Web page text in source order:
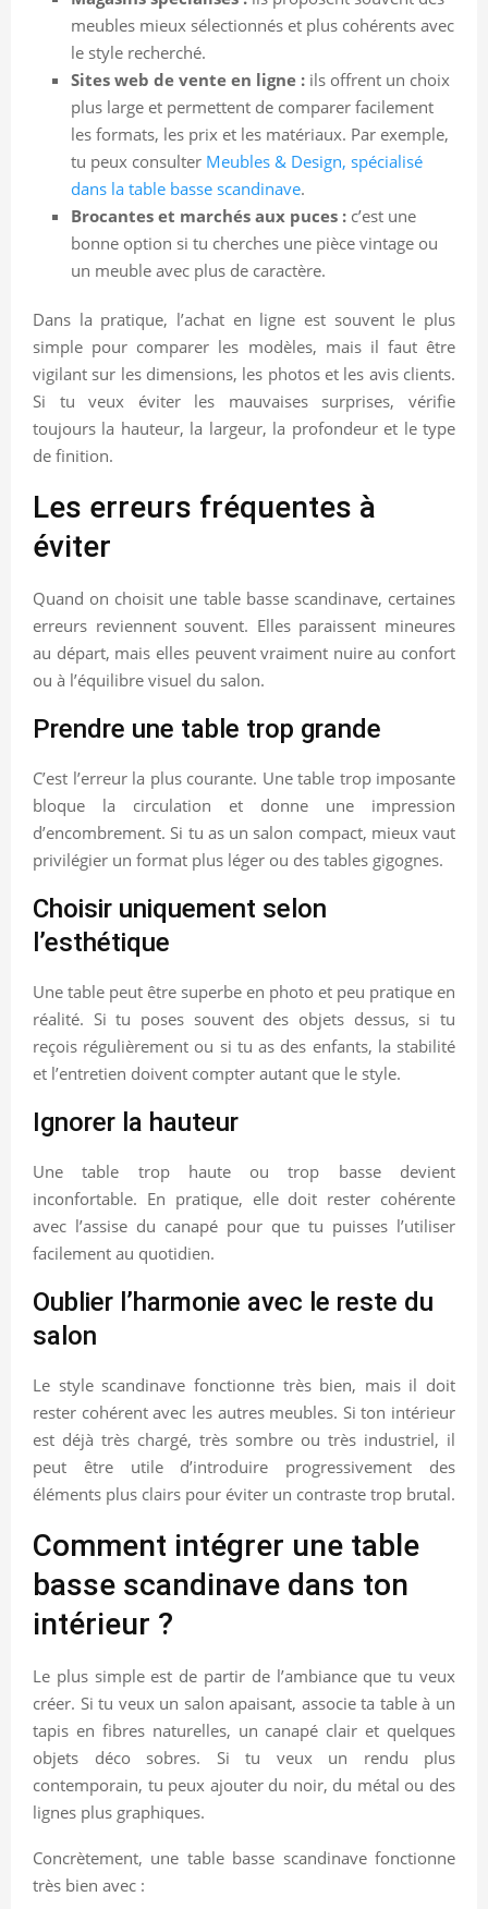
meubles mieux sélectionnés et plus cohérents avec
le style recherché.
Sites web de vente en ligne : ils offrent un choix
plus large et permettent de comparer facilement
les formats, les prix et les matériaux. Par exemple,
tu peux consulter Meubles & Design, spécialisé
dans la table basse scandinave.
Brocantes et marchés aux puces : c’est une
bonne option si tu cherches une pièce vintage ou
un meuble avec plus de caractère.
Dans la pratique, l’achat en ligne est souvent le plus
simple pour comparer les modèles, mais il faut être
vigilant sur les dimensions, les photos et les avis clients.
Si tu veux éviter les mauvaises surprises, vérifie
toujours la hauteur, la largeur, la profondeur et le type
de finition.
Les erreurs fréquentes à
éviter
Quand on choisit une table basse scandinave, certaines
erreurs reviennent souvent. Elles paraissent mineures
au départ, mais elles peuvent vraiment nuire au confort
ou à l’équilibre visuel du salon.
Prendre une table trop grande
C’est l’erreur la plus courante. Une table trop imposante
bloque la circulation et donne une impression
d’encombrement. Si tu as un salon compact, mieux vaut
privilégier un format plus léger ou des tables gigognes.
Choisir uniquement selon
l’esthétique
Une table peut être superbe en photo et peu pratique en
réalité. Si tu poses souvent des objets dessus, si tu
reçois régulièrement ou si tu as des enfants, la stabilité
et l’entretien doivent compter autant que le style.
Ignorer la hauteur
Une table trop haute ou trop basse devient
inconfortable. En pratique, elle doit rester cohérente
avec l’assise du canapé pour que tu puisses l’utiliser
facilement au quotidien.
Oublier l’harmonie avec le reste du
salon
Le style scandinave fonctionne très bien, mais il doit
rester cohérent avec les autres meubles. Si ton intérieur
est déjà très chargé, très sombre ou très industriel, il
peut être utile d’introduire progressivement des
éléments plus clairs pour éviter un contraste trop brutal.
Comment intégrer une table
basse scandinave dans ton
intérieur ?
Le plus simple est de partir de l’ambiance que tu veux
créer. Si tu veux un salon apaisant, associe ta table à un
tapis en fibres naturelles, un canapé clair et quelques
objets déco sobres. Si tu veux un rendu plus
contemporain, tu peux ajouter du noir, du métal ou des
lignes plus graphiques.
Concrètement, une table basse scandinave fonctionne
très bien avec :